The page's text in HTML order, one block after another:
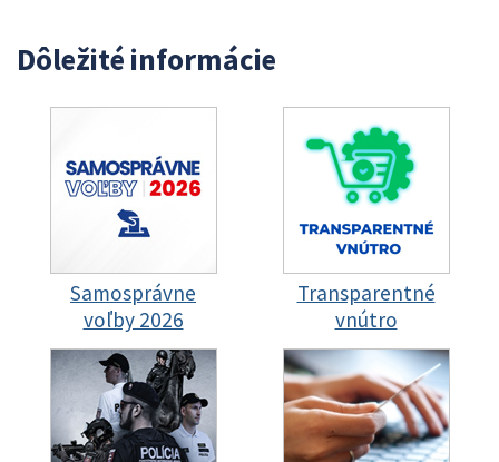
Dôležité informácie
Samosprávne
voľby 2026
Transparentné
vnútro